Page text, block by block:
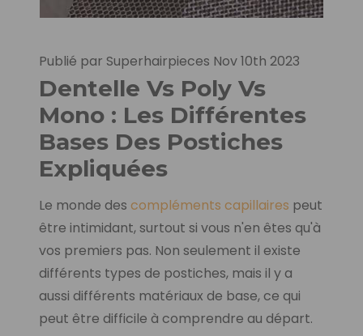
Publié par Superhairpieces Nov 10th 2023
Dentelle Vs Poly Vs
Mono : Les Différentes
Bases Des Postiches
Expliquées
Le monde des compléments capillaires peut
être intimidant, surtout si vous n'en êtes qu'à
vos premiers pas. Non seulement il existe
différents types de postiches, mais il y a
aussi différents matériaux de base, ce qui
peut être difficile à comprendre au départ.